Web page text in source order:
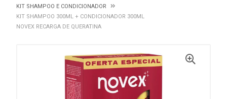
KIT SHAMPOO E CONDICIONADOR
KIT SHAMPOO 300ML + CONDICIONADOR 300ML
NOVEX RECARGA DE QUERATINA